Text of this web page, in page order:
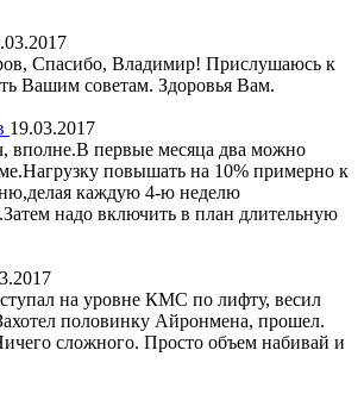
Спасибо, Владимир! Прислушаюсь к
Вашим советам. Здоровья Вам.
19.03.2017
вполне.В первые месяца два можно
повышать на 10% примерно к
каждую 4-ю неделю
надо включить в план длительную
на уровне КМС по лифту, весил
половинку Айронмена, прошел.
сложного. Просто объем набивай и